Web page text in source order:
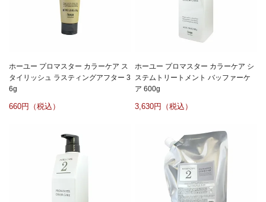
ホーユー プロマスター カラーケア ス
タイリッシュ ラスティングアフター 3
6g
660
ホーユー プロマスター カラーケア シ
ステムトリートメント バッファーケ
ア 600g
3,630